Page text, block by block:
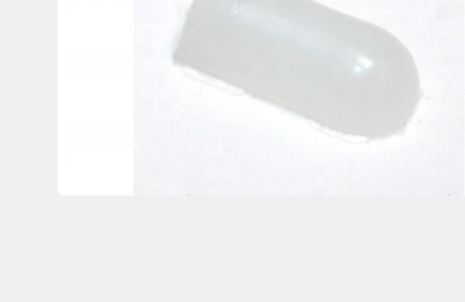
Листовые материалы
Чернила
Клей, скотчи и крепёж